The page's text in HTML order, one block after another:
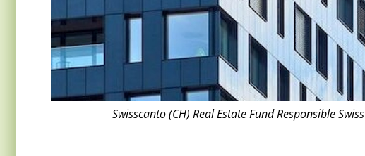
Swisscanto (CH) Real Estate Fund Responsible